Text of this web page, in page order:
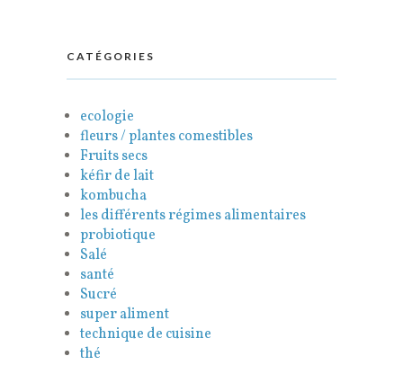
CATÉGORIES
ecologie
fleurs / plantes comestibles
Fruits secs
kéfir de lait
kombucha
les différents régimes alimentaires
probiotique
Salé
santé
Sucré
super aliment
technique de cuisine
thé